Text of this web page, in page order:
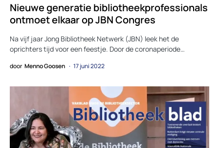
Nieuwe generatie bibliotheekprofessionals
ontmoet elkaar op JBN Congres
Na vijf jaar Jong Bibliotheek Netwerk (JBN) leek het de
oprichters tijd voor een feestje. Door de coronaperiode…
door Menno Goosen 17 juni 2022